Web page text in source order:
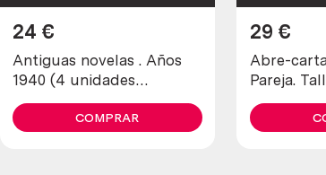
Antiguas novelas . Años
1940 (4 unidades
diferentes)
24 €
COMPRAR
Abre-
Pareja.
29 €